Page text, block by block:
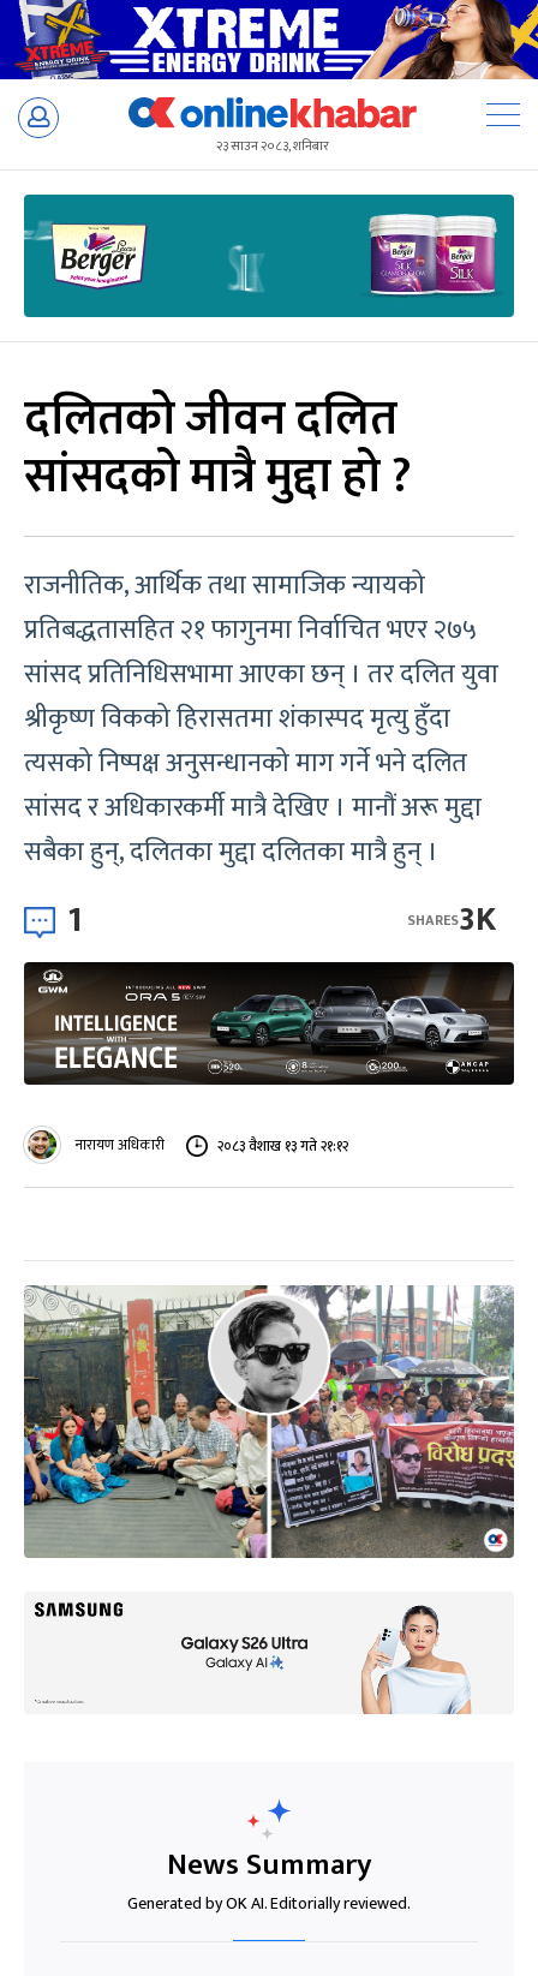
Skip
२३ साउन २०८३, शनिबार
दलितको जीवन दलित
सांसदको मात्रै मुद्दा हो ?
राजनीतिक, आर्थिक तथा सामाजिक न्यायको
प्रतिबद्धतासहित २१ फागुनमा निर्वाचित भएर २७५
सांसद प्रतिनिधिसभामा आएका छन् । तर दलित युवा
श्रीकृष्ण विकको हिरासतमा शंकास्पद मृत्यु हुँदा
त्यसको निष्पक्ष अनुसन्धानको माग गर्ने भने दलित
सांसद र अधिकारकर्मी मात्रै देखिए । मानौं अरू मुद्दा
सबैका हुन्, दलितका मुद्दा दलितका मात्रै हुन् ।
1 3K
SHARES
नारायण अधिकारी २०८३ वैशाख १३ गते २१:१२
News Summary
Generated by OK AI. Editorially reviewed.